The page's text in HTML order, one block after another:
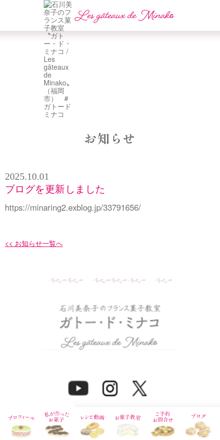
お知らせ
2025.10.01
ブログを更新しました
https://minaring2.exblog.jp/33791656/
<< お知らせ一覧へ